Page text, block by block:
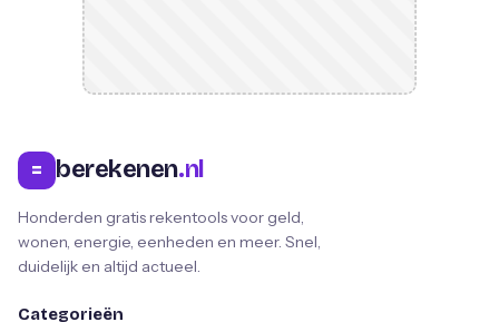
= berekenen.nl
Honderden gratis rekentools voor geld,
wonen, energie, eenheden en meer. Snel,
duidelijk en altijd actueel.
Categorieën